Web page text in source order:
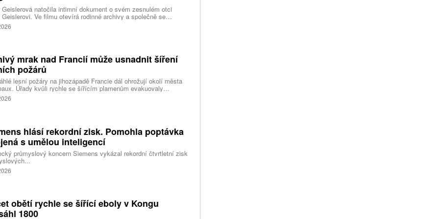
Geislerová natočila intimní dokument o svém zesnulém otci
Geislerovi. Ve filmu otevírá rodinné archivy a společně se
Aňou skládá portrét talentovaného muže, který měl v sobě
i temnější stránku.
mrak nad Francií může usnadnit šíření
požárů
lesní požáry na jihozápadě Francie dál ohrožují okolí města
Úřady kvůli rychle se šířícím plamenům evakuovaly
lidí a nevylučují ani další rozšiřování bezpečnostních
Hasiči zároveň čelí neobvyklému jevu, který podle nich
hlásí rekordní zisk. Pomohla poptávka
s umělou inteligencí
průmyslový koncern Siemens vykázal rekordní čtvrtletní zisk
obětí rychle se šířící eboly v Kongu
1800